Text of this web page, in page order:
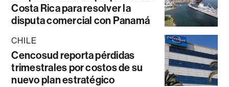
Costa Rica para resolver la
disputa comercial con Panamá
CHILE
Cencosud reporta pérdidas
trimestrales por costos de su
nuevo plan estratégico